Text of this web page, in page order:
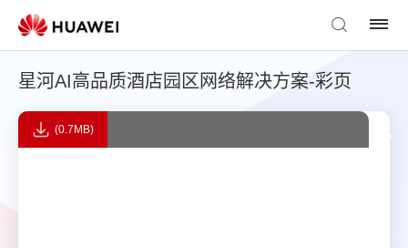
星河AI高品质酒店园区网络解决方案-彩页
(0.7MB)